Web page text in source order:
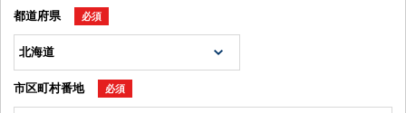
都道府県 必須
市区町村番地 必須